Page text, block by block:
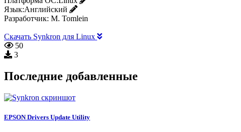
Язык:Английский
Разработчик: M. Tomlein
Скачать Synkron для Linux
50
3
Последние добавленные
EPSON Drivers Update Utility